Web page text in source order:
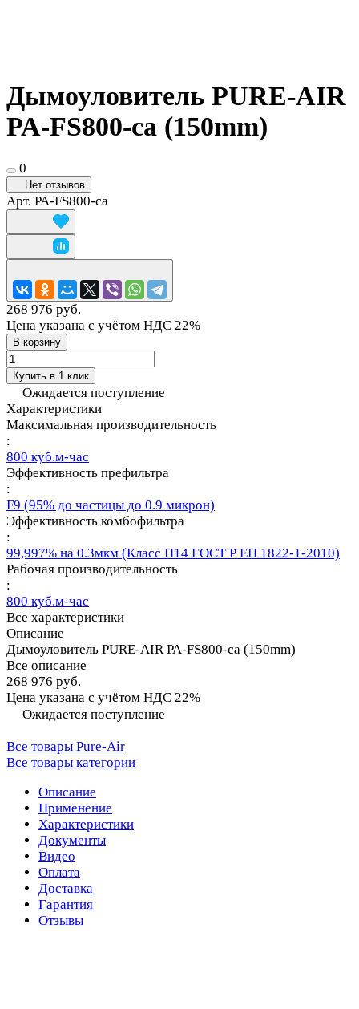
Дымоуловитель PURE-AIR
PA-FS800-ca (150mm)
0
Нет отзывов
Арт. PA-FS800-ca
268 976 руб.
Цена указана с учётом НДС 22%
В корзину
Купить в 1 клик
Ожидается поступление
Характеристики
Максимальная производительность
:
800 куб.м-час
Эффективность префильтра
:
F9 (95% до частицы до 0.9 микрон)
Эффективность комбофильтра
:
99,997% на 0.3мкм (Класс Н14 ГОСТ Р ЕН 1822-1-2010)
Рабочая производительность
:
800 куб.м-час
Все характеристики
Описание
Дымоуловитель PURE-AIR PA-FS800-ca (150mm)
Все описание
268 976 руб.
Цена указана с учётом НДС 22%
Ожидается поступление
Все товары Pure-Air
Все товары категории
Описание
Применение
Характеристики
Документы
Видео
Оплата
Доставка
Гарантия
Отзывы